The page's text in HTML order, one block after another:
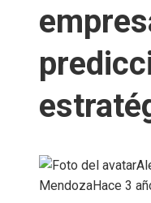
MendozaHace 3